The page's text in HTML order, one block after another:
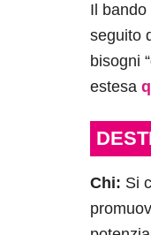
Il
seguito
bisogni
estesa
Chi: Si